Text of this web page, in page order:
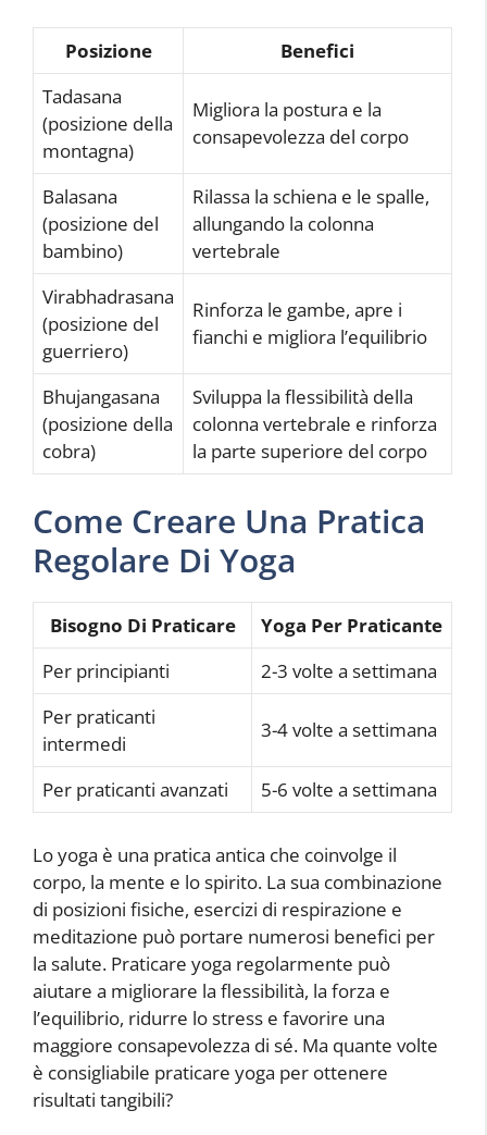
Posizione
Benefici
Tadasana
(posizione della
montagna)
Migliora la postura e la
consapevolezza del corpo
Balasana
(posizione del
bambino)
Rilassa la schiena e le spalle,
allungando la colonna
vertebrale
Virabhadrasana
(posizione del
guerriero)
Rinforza le gambe, apre i
fianchi e migliora l’equilibrio
Bhujangasana
(posizione della
cobra)
Sviluppa la flessibilità della
colonna vertebrale e rinforza
la parte superiore del corpo
Come Creare Una Pratica
Regolare Di Yoga
Bisogno Di Praticare
Yoga Per Praticante
Per principianti
2-3 volte a settimana
Per praticanti
intermedi
3-4 volte a settimana
Per praticanti avanzati 5-6 volte a settimana
Lo yoga è una pratica antica che coinvolge il
corpo, la mente e lo spirito. La sua combinazione
di posizioni fisiche, esercizi di respirazione e
meditazione può portare numerosi benefici per
la salute. Praticare yoga regolarmente può
aiutare a migliorare la flessibilità, la forza e
l’equilibrio, ridurre lo stress e favorire una
maggiore consapevolezza di sé. Ma quante volte
è consigliabile praticare yoga per ottenere
risultati tangibili?